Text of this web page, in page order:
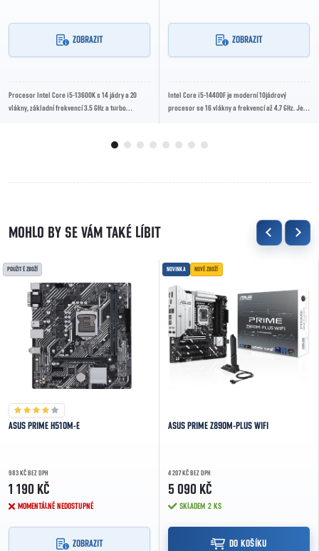
ZOBRAZIT
Procesor Intel Core i5-13600K s 14 jádry a 20
vlákny, základní frekvencí 3.5 GHz a turbo
ZOBRAZIT
Intel Core i5-14400F je moderní 10jádrový
procesor se 16 vlákny a frekvencí až 4.7 GHz. Je
POUŽITÉ ZBOŽÍ
ASUS PRIME H510M-E
983 KČ BEZ DPH
1 190 KČ
MOMENTÁLNĚ NEDOSTUPNÉ
ZOBRAZIT
NOVINKA NOVÉ ZBOŽÍ
ASUS PRIME Z890M-PLUS WIFI
4 207 KČ BEZ DPH
5 090 KČ
SKLADEM 2 KS
DO KOŠÍKU